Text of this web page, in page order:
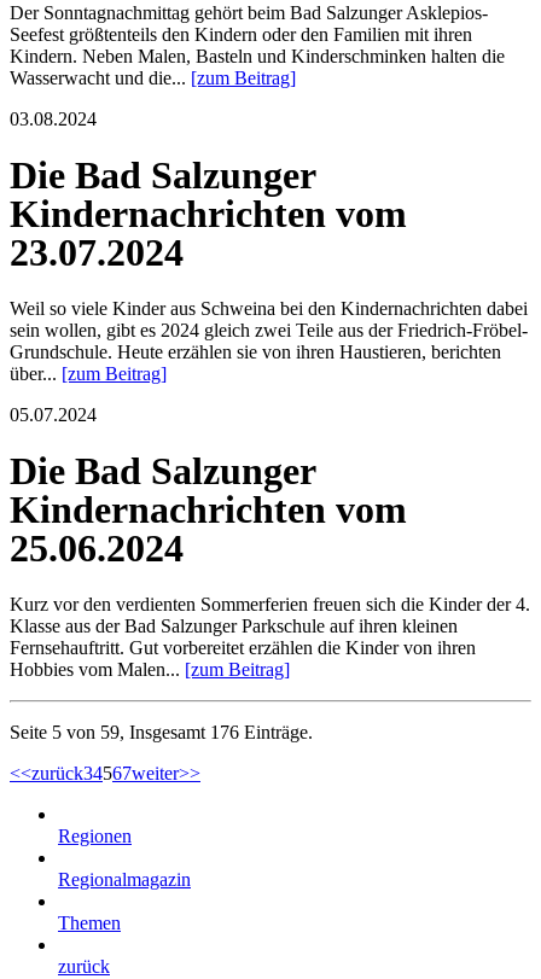
Der Sonntagnachmittag gehört beim Bad Salzunger Asklepios-
Seefest größtenteils den Kindern oder den Familien mit ihren
Kindern. Neben Malen, Basteln und Kinderschminken halten die
Wasserwacht und die... [zum Beitrag]
03.08.2024
Die Bad Salzunger
Kindernachrichten vom
23.07.2024
Weil so viele Kinder aus Schweina bei den Kindernachrichten dabei
sein wollen, gibt es 2024 gleich zwei Teile aus der Friedrich-Fröbel-
Grundschule. Heute erzählen sie von ihren Haustieren, berichten
über... [zum Beitrag]
05.07.2024
Die Bad Salzunger
Kindernachrichten vom
25.06.2024
Kurz vor den verdienten Sommerferien freuen sich die Kinder der 4.
Klasse aus der Bad Salzunger Parkschule auf ihren kleinen
Fernsehauftritt. Gut vorbereitet erzählen die Kinder von ihren
Hobbies vom Malen... [zum Beitrag]
Seite 5 von 59, Insgesamt 176 Einträge.
<<zurück34567weiter>>
Regionen
Regionalmagazin
Themen
zurück